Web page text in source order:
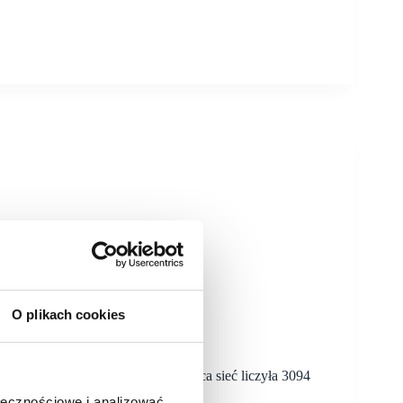
O plikach cookies
62 nowe sklepy. Na koniec marca sieć liczyła 3094